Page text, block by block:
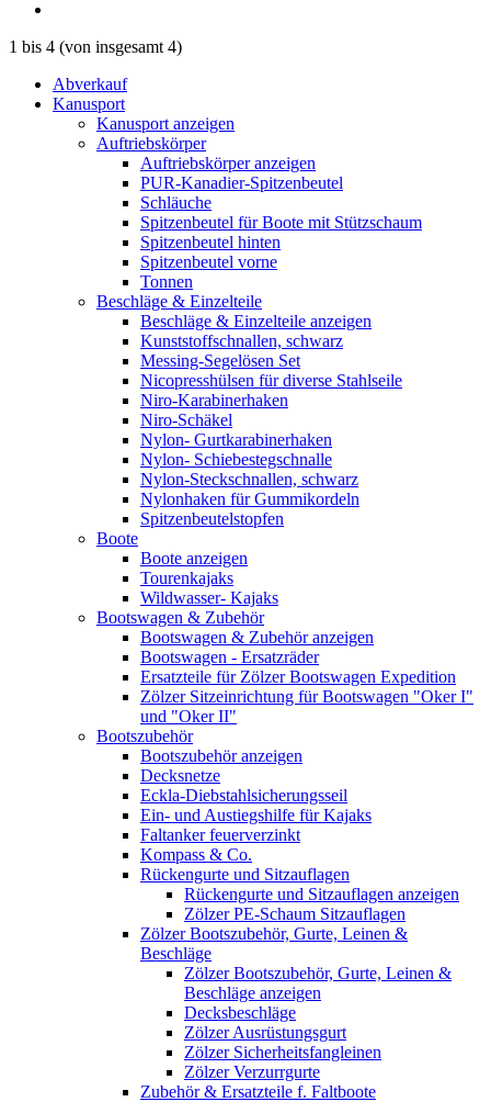
1 bis 4 (von insgesamt 4)
Abverkauf
Kanusport
Kanusport anzeigen
Auftriebskörper
Auftriebskörper anzeigen
PUR-Kanadier-Spitzenbeutel
Schläuche
Spitzenbeutel für Boote mit Stützschaum
Spitzenbeutel hinten
Spitzenbeutel vorne
Tonnen
Beschläge & Einzelteile
Beschläge & Einzelteile anzeigen
Kunststoffschnallen, schwarz
Messing-Segelösen Set
Nicopresshülsen für diverse Stahlseile
Niro-Karabinerhaken
Niro-Schäkel
Nylon- Gurtkarabinerhaken
Nylon- Schiebestegschnalle
Nylon-Steckschnallen, schwarz
Nylonhaken für Gummikordeln
Spitzenbeutelstopfen
Boote
Boote anzeigen
Tourenkajaks
Wildwasser- Kajaks
Bootswagen & Zubehör
Bootswagen & Zubehör anzeigen
Bootswagen - Ersatzräder
Ersatzteile für Zölzer Bootswagen Expedition
Zölzer Sitzeinrichtung für Bootswagen "Oker I"
und "Oker II"
Bootszubehör
Bootszubehör anzeigen
Decksnetze
Eckla-Diebstahlsicherungsseil
Ein- und Austiegshilfe für Kajaks
Faltanker feuerverzinkt
Kompass & Co.
Rückengurte und Sitzauflagen
Rückengurte und Sitzauflagen anzeigen
Zölzer PE-Schaum Sitzauflagen
Zölzer Bootszubehör, Gurte, Leinen &
Beschläge
Zölzer Bootszubehör, Gurte, Leinen &
Beschläge anzeigen
Decksbeschläge
Zölzer Ausrüstungsgurt
Zölzer Sicherheitsfangleinen
Zölzer Verzurrgurte
Zubehör & Ersatzteile f. Faltboote